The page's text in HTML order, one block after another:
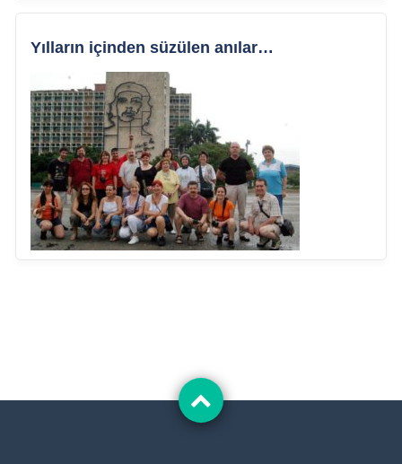
Yılların içinden süzülen anılar…